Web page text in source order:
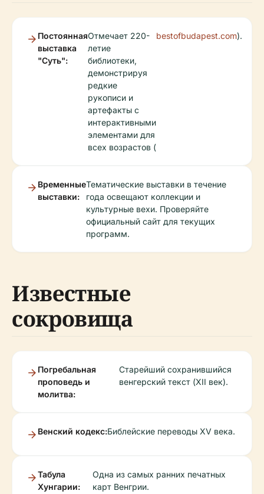
Постоянная
выставка
"Суть":
Отмечает 220-
летие
библиотеки,
демонстрируя
редкие
рукописи и
артефакты с
интерактивными
элементами для
всех возрастов (
bestofbudapest.com).
Временные
выставки:
Тематические выставки в течение
года освещают коллекции и
культурные вехи. Проверяйте
официальный сайт для текущих
программ.
Известные
сокровища
Погребальная
проповедь и
молитва:
Старейший сохранившийся
венгерский текст (XII век).
Венский кодекс:Библейские переводы XV века.
Табула
Хунгарии:
Одна из самых ранних печатных
карт Венгрии.